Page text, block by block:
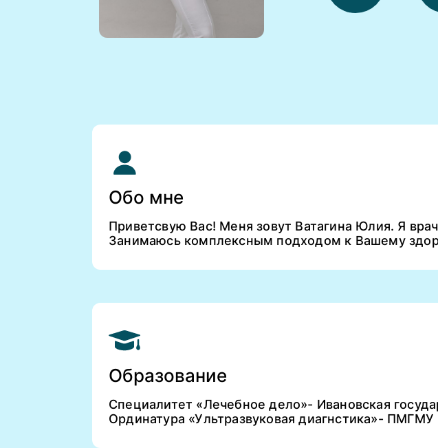
Обо мне
Приветсвую Вас! Меня зовут Ватагина Юлия. Я
Занимаюсь комплексным подходом к Вашему
Образование
Специалитет «Лечебное дело»- Ивановская
Ординатура «Ультразвуковая диагнстика»-